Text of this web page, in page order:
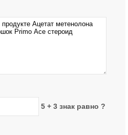
5 + 3 знак равно ?